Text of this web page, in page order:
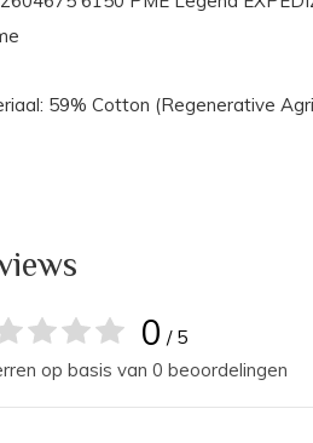
59% Cotton (Regenerative
0 / 5
op basis van 0 beoordelingen